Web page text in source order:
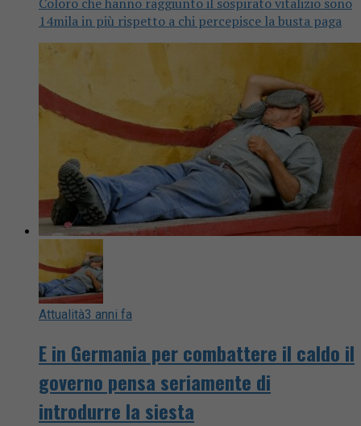
14mila in più rispetto a chi percepisce la busta paga
Attualità3 anni fa
E in Germania per combattere il caldo il
governo pensa seriamente di
introdurre la siesta